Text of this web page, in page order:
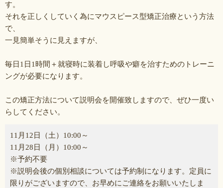
す。
それを正しくしていく為にマウスピース型矯正治療という方法
で、
一見簡単そうに見えますが、
毎日1日1時間＋就寝時に装着し呼吸や癖を治すためのトレーニ
ングが必要になります。
この矯正方法について説明会を開催致しますので、ぜひ一度い
らしてください。
11月12日（土）10:00～
11月28日（月）10:00～
※予約不要
※説明会後の個別相談については予約制になります。定員に
限りがございますので、お早めにご連絡をお願いいたしま